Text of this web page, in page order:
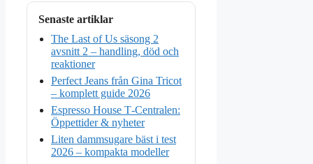
Senaste artiklar
The Last of Us säsong 2
avsnitt 2 – handling, död och
reaktioner
Perfect Jeans från Gina Tricot
– komplett guide 2026
Espresso House T‑Centralen:
Öppettider & nyheter
Liten dammsugare bäst i test
2026 – kompakta modeller